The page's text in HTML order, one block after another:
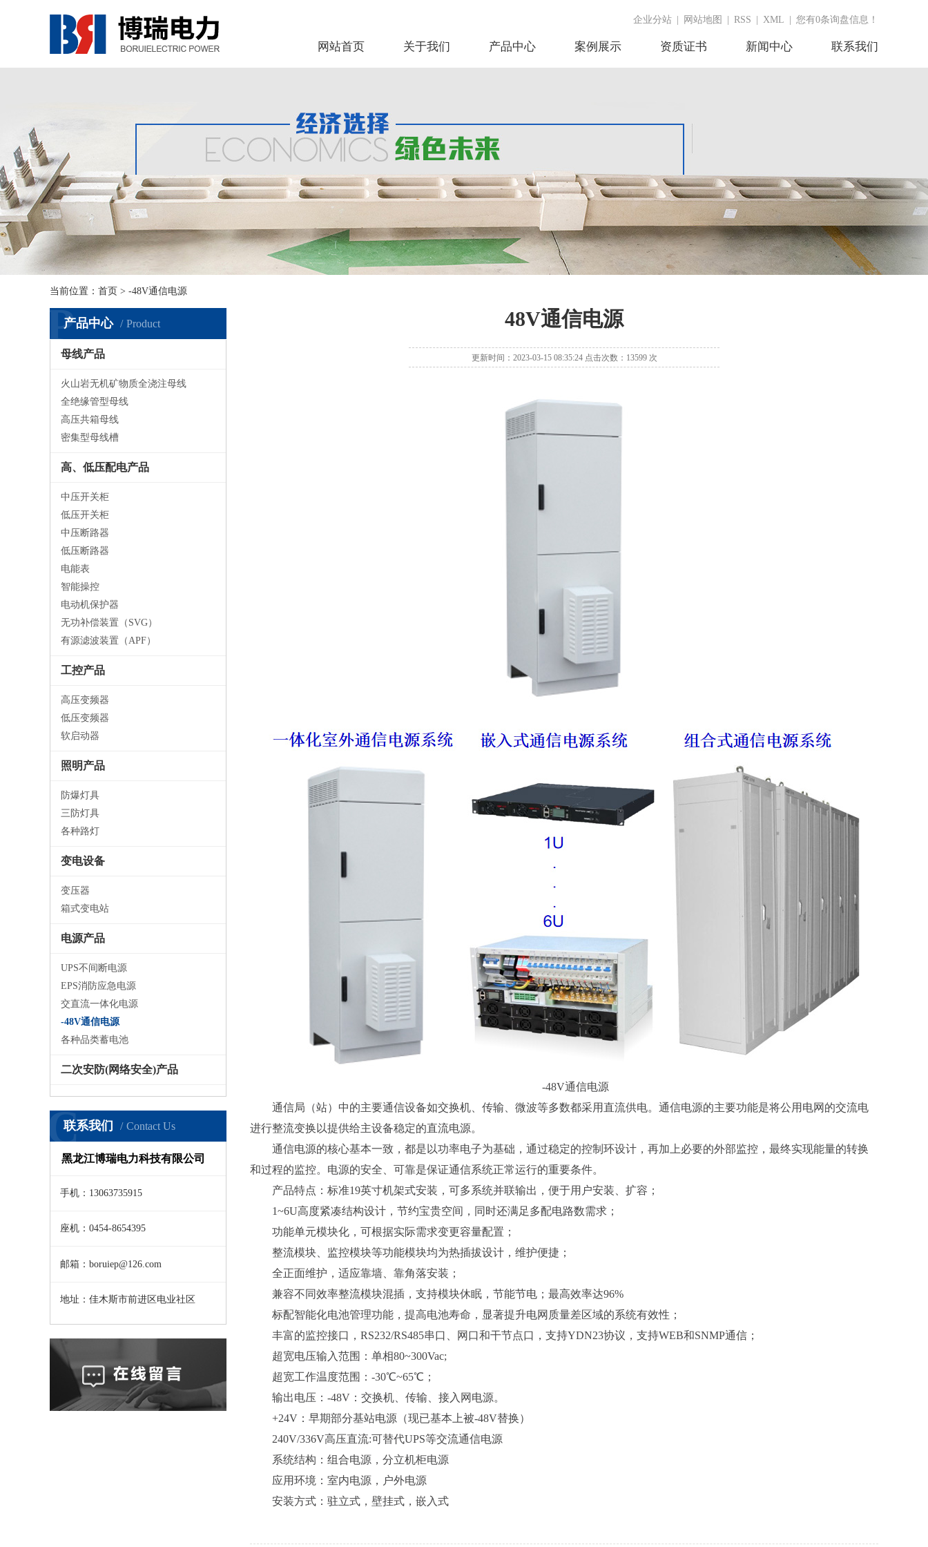
企业分站 网站地图 RSS XML 您有0条询盘信息！
网站首页 关于我们 产品中心 案例展示 资质证书 新闻中心 联系我们
当前位置： 首页 > -48V通信电源
产品中心 Product
P
母线产品
火山岩无机矿物质全浇注母线
全绝缘管型母线
高压共箱母线
密集型母线槽
高、低压配电产品
中压开关柜
低压开关柜
中压断路器
低压断路器
电能表
智能操控
电动机保护器
无功补偿装置（SVG）
有源滤波装置（APF）
工控产品
高压变频器
低压变频器
软启动器
照明产品
防爆灯具
三防灯具
各种路灯
变电设备
变压器
箱式变电站
电源产品
UPS不间断电源
EPS消防应急电源
交直流一体化电源
-48V通信电源
各种品类蓄电池
二次安防(网络安全)产品
联系我们 Contact Us
C
黑龙江博瑞电力科技有限公司
手机：13063735915
座机：0454-8654395
邮箱：boruiep@126.com
地址：佳木斯市前进区电业社区
48V通信电源
更新时间：2023-03-15 08:35:24 点击次数：13599 次
-48V通信电源
通信局（站）中的主要通信设备如交换机、传输、微波等多数都采用直流供电。通信电源的主要功能是将公用电网的交流电
进行整流变换以提供给主设备稳定的直流电源。
通信电源的核心基本一致，都是以功率电子为基础，通过稳定的控制环设计，再加上必要的外部监控，最终实现能量的转换
和过程的监控。电源的安全、可靠是保证通信系统正常运行的重要条件。
产品特点：标准19英寸机架式安装，可多系统并联输出，便于用户安装、扩容；
1~6U高度紧凑结构设计，节约宝贵空间，同时还满足多配电路数需求；
功能单元模块化，可根据实际需求变更容量配置；
整流模块、监控模块等功能模块均为热插拔设计，维护便捷；
全正面维护，适应靠墙、靠角落安装；
兼容不同效率整流模块混插，支持模块休眠，节能节电；最高效率达96%
标配智能化电池管理功能，提高电池寿命，显著提升电网质量差区域的系统有效性；
丰富的监控接口，RS232/RS485串口、网口和干节点口，支持YDN23协议，支持WEB和SNMP通信；
超宽电压输入范围：单相80~300Vac;
超宽工作温度范围：-30℃~65℃；
输出电压：-48V：交换机、传输、接入网电源。
+24V：早期部分基站电源（现已基本上被-48V替换）
240V/336V高压直流:可替代UPS等交流通信电源
系统结构：组合电源，分立机柜电源
应用环境：室内电源，户外电源
安装方式：驻立式，壁挂式，嵌入式